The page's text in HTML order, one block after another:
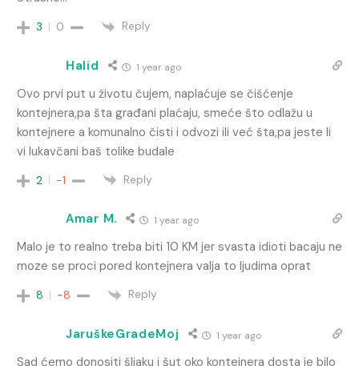
3 0 Reply
Halid 1 year ago
Ovo prvi put u životu čujem, naplaćuje se čišćenje
kontejnera,pa šta građani plaćaju, smeće što odlažu u
kontejnere a komunalno čisti i odvozi ili već šta,pa jeste li
vi lukavčani baš tolike budale
2 -1 Reply
Amar M. 1 year ago
Malo je to realno treba biti 10 KM jer svasta idioti bacaju ne
moze se proci pored kontejnera valja to ljudima oprat
8 -8 Reply
JaruškeGradeMoj 1 year ago
Sad ćemo donositi šljaku i šut oko kontejnera dosta je bilo